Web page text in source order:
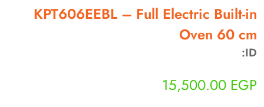
KPT606EEBL – Full Electric Built-in
Oven 60 cm
ID:
15,500.00 EGP
أنا ذكي مساعدك الرقمي